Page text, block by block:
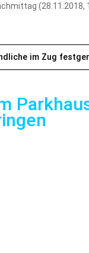
(28.11.2018,
im Zug